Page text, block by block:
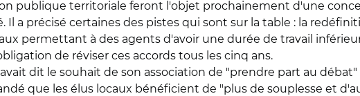
publique territoriale feront l'objet prochainement d'une
Il a précisé certaines des pistes qui sont sur la table : la
permettant à des agents d'avoir une durée de travail
de réviser ces accords tous les cinq ans.
dit le souhait de son association de "prendre part au
que les élus locaux bénéficient de "plus de souplesse et